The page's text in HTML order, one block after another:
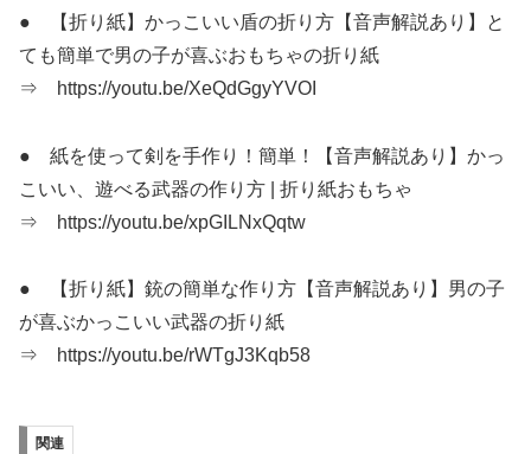
● 【折り紙】かっこいい盾の折り方【音声解説あり】と
ても簡単で男の子が喜ぶおもちゃの折り紙
⇒ https://youtu.be/XeQdGgyYVOI
● 紙を使って剣を手作り！簡単！【音声解説あり】かっ
こいい、遊べる武器の作り方 | 折り紙おもちゃ
⇒ https://youtu.be/xpGILNxQqtw
● 【折り紙】銃の簡単な作り方【音声解説あり】男の子
が喜ぶかっこいい武器の折り紙
⇒ https://youtu.be/rWTgJ3Kqb58
関連